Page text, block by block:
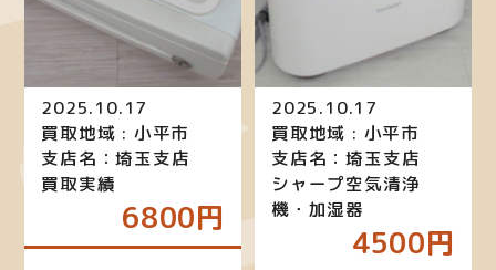
2025.10.17
買取地域 : 小平市
支店名：埼玉支店
買取実績
6800円
2025.10.17
買取地域 : 小平市
支店名：埼玉支店
シャープ空気清浄
機・加湿器
4500円